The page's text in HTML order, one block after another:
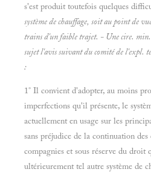
s'est produit toutefois quelques
système de chauffage, soit au point de
trains d'un faible trajet. - Une cire.
sujet l'avis suivant du comité de l'expl.
:
1° Il convient d'adopter, au moins
imperfections qu'il présente, le
actuellement en usage sur les
sans préjudice de la continuation des
compagnies et sous réserve du droit
ultérieurement tel autre système de